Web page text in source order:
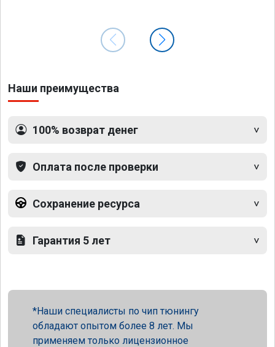
Наши преимущества
100% возврат денег
Оплата после проверки
Сохранение ресурса
Гарантия 5 лет
Наши специалисты по чип тюнингу
обладают опытом более 8 лет. Мы
применяем только лицензионное